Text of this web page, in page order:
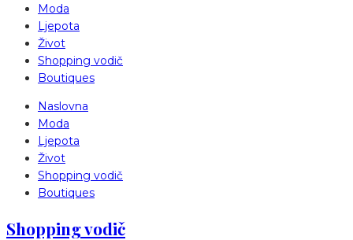
Moda
Ljepota
Život
Shopping vodič
Boutiques
Naslovna
Moda
Ljepota
Život
Shopping vodič
Boutiques
Shopping vodič